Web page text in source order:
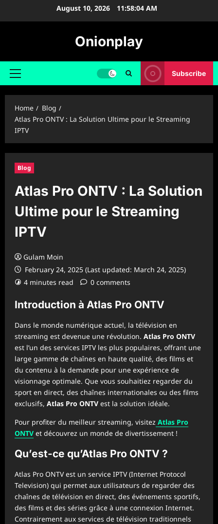
August 10, 2026 11:58:05 AM
Onionplay
Primary
Subscribe
Home
Blog
Atlas Pro ONTV : La Solution Ultime pour le Streaming
IPTV
Blog
Atlas Pro ONTV : La Solution
Ultime pour le Streaming
IPTV
Gulam Moin
February 24, 2025 (Last updated: March 24, 2025)
4 minutes read
0 comments
Introduction à Atlas Pro ONTV
Dans le monde numérique actuel, la télévision en
streaming est devenue une révolution. Atlas Pro ONTV
est l’un des services IPTV les plus populaires, offrant une
large gamme de chaînes en haute qualité, des films et
du contenu à la demande pour une expérience de
visionnage optimale. Que vous souhaitiez regarder du
sport en direct, des chaînes internationales ou des films
exclusifs, Atlas Pro ONTV est la solution idéale.
Pour profiter du meilleur streaming, visitez Atlas Pro
ONTV et découvrez un monde de divertissement !
Qu’est-ce qu’Atlas Pro ONTV ?
Atlas Pro ONTV est un service IPTV (Internet Protocol
Television) qui permet aux utilisateurs de regarder des
chaînes de télévision en direct, des événements sportifs,
des films et des séries grâce à une connexion Internet.
Contrairement aux services de télévision traditionnels